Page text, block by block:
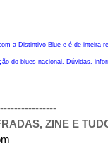
a Distintivo Blue e é de
do blues nacional. Dúvidas,
ZINE E